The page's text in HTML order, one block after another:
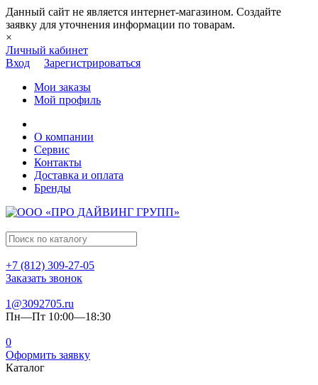
Данный сайт не является интернет-магазином. Создайте
заявку для уточнения информации по товарам.
×
Личный кабинет
Вход
Зарегистрироваться
Мои заказы
Мой профиль
О компании
Сервис
Контакты
Доставка и оплата
Бренды
+7 (812) 309-27-05
Заказать звонок
1@3092705.ru
Пн—Пт 10:00—18:30
0
Оформить заявку
Каталог